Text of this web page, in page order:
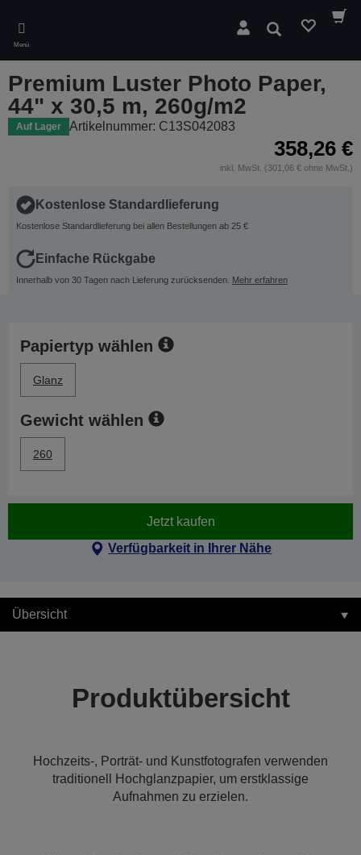
main
content
Menü
Suchen
Premium Luster Photo Paper,
44" x 30,5 m, 260g/m2
Auf Lager Artikelnummer: C13S042083
358,26 €
inkl. MwSt. (301,06 € ohne MwSt.)
Kostenlose Standardlieferung
Kostenlose Standardlieferung bei allen Bestellungen ab 25 €
Einfache Rückgabe
Innerhalb von 30 Tagen nach Lieferung zurücksenden. Mehr erfahren
Papiertyp wählen
Glanz
Gewicht wählen
260
Jetzt kaufen
Verfügbarkeit in Ihrer Nähe
Übersicht
Produktübersicht
Hochzeits-, Porträt- und Kunstfotografen verwenden
traditionell Hochglanzpapier, um erstklassige
Aufnahmen zu erzielen.